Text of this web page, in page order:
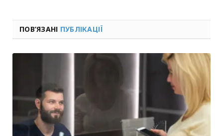
ПОВ’ЯЗАНІ ПУБЛІКАЦІЇ